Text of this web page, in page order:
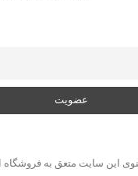
این سایت متعق به فروشگاه